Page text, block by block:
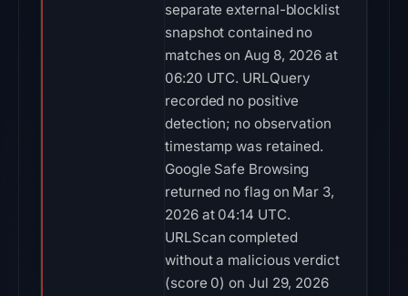
separate external-blocklist
snapshot contained no
matches on Aug 8, 2026 at
06:20 UTC. URLQuery
recorded no positive
detection; no observation
timestamp was retained.
Google Safe Browsing
returned no flag on Mar 3,
2026 at 04:14 UTC.
URLScan completed
without a malicious verdict
(score 0) on Jul 29, 2026